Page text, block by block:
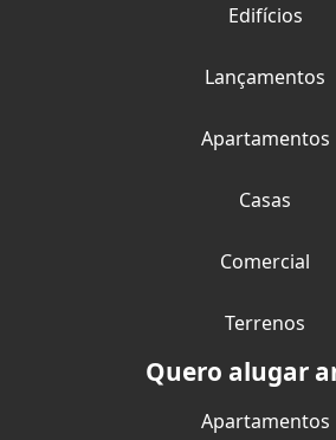
Edifícios
Lançamentos
Apartamentos
Casas
Comercial
Terrenos
Quero alugar
Apartamentos